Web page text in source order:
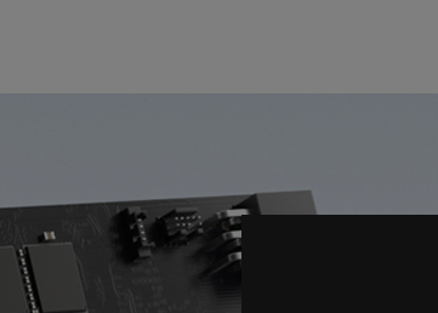
2更快。
）性能达到4150